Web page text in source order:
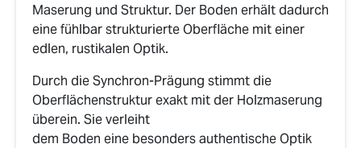
Maserung und Struktur. Der Boden erhält dadurch
eine fühlbar strukturierte Oberfläche mit einer
edlen, rustikalen Optik.
Durch die Synchron-Prägung stimmt die
Oberflächenstruktur exakt mit der Holzmaserung
überein. Sie verleiht
dem Boden eine besonders authentische Optik